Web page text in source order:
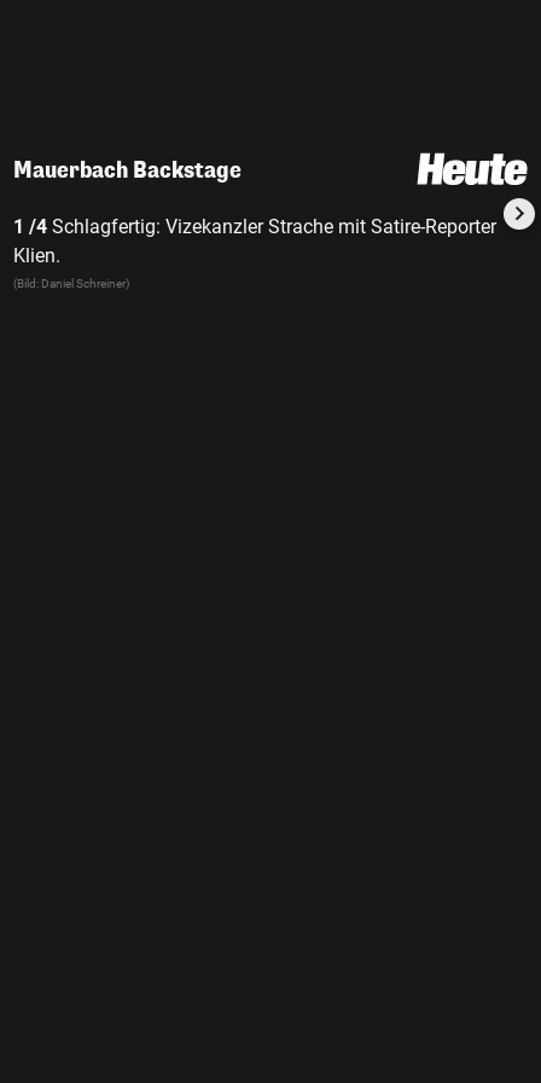
Mauerbach Backstage
1 /4 Schlagfertig: Vizekanzler Strache mit Satire-Reporter
Klien.
(Bild: Daniel Schreiner)